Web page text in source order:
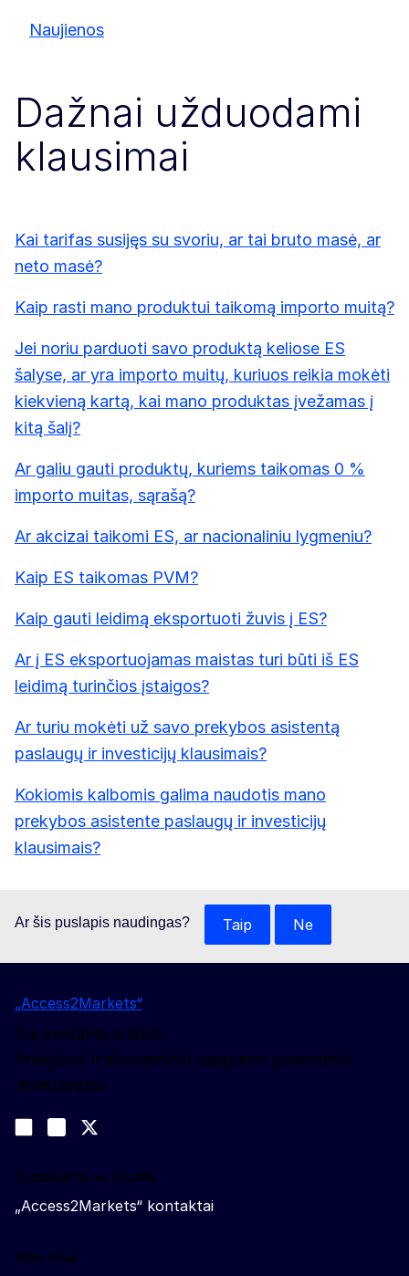
Naujienos
Dažnai užduodami
klausimai
Kai tarifas susijęs su svoriu, ar tai bruto masė, ar
neto masė?
Kaip rasti mano produktui taikomą importo muitą?
Jei noriu parduoti savo produktą keliose ES
šalyse, ar yra importo muitų, kuriuos reikia mokėti
kiekvieną kartą, kai mano produktas įvežamas į
kitą šalį?
Ar galiu gauti produktų, kuriems taikomas 0 %
importo muitas, sąrašą?
Ar akcizai taikomi ES, ar nacionaliniu lygmeniu?
Kaip ES taikomas PVM?
Kaip gauti leidimą eksportuoti žuvis į ES?
Ar į ES eksportuojamas maistas turi būti iš ES
leidimą turinčios įstaigos?
Ar turiu mokėti už savo prekybos asistentą
paslaugų ir investicijų klausimais?
Kokiomis kalbomis galima naudotis mano
prekybos asistente paslaugų ir investicijų
klausimais?
Ar šis puslapis naudingas? Taip Ne
„Access2Markets“
Šią svetainę tvarko:
Prekybos ir ekonominio saugumo generalinis
direktoratas
Join us on LinkedIn
Trade-Off podcast
Susisiekite su mumis
„Access2Markets“ kontaktai
Apie mus